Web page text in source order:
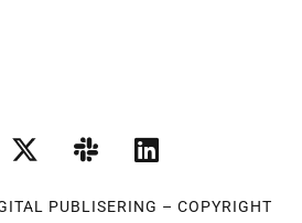
PUBLISERING – COPYRIGHT